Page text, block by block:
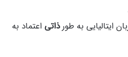
ایتالیایی به طورذاتی اعتماد به